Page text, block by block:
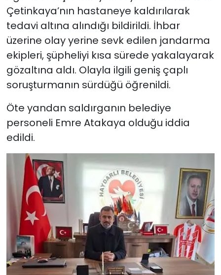
Çetinkaya’nın hastaneye kaldırılarak
tedavi altına alındığı bildirildi. İhbar
üzerine olay yerine sevk edilen jandarma
ekipleri, şüpheliyi kısa sürede yakalayarak
gözaltına aldı. Olayla ilgili geniş çaplı
soruşturmanın sürdüğü öğrenildi.
Öte yandan saldırganın belediye
personeli Emre Atakaya olduğu iddia
edildi.